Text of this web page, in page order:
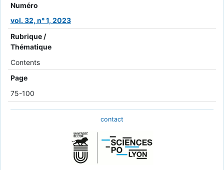
Numéro
vol. 32, n° 1, 2023
Rubrique /
Thématique
Contents
Page
75-100
contact